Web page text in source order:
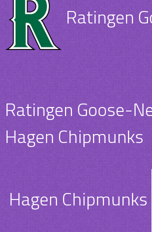
Ratingen
Ratingen Goose-
Hagen Chipmunks
Hagen Chipmunks